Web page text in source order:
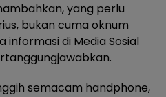
yang perlu
bukan cuma oknum
di Media Sosial
semacam handphone,